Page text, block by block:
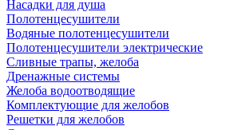
Насадки для душа
Полотенцесушители
Водяные полотенцесушители
Полотенцесушители электрические
Сливные трапы, желоба
Дренажные системы
Желоба водоотводящие
Комплектующие для желобов
Решетки для желобов